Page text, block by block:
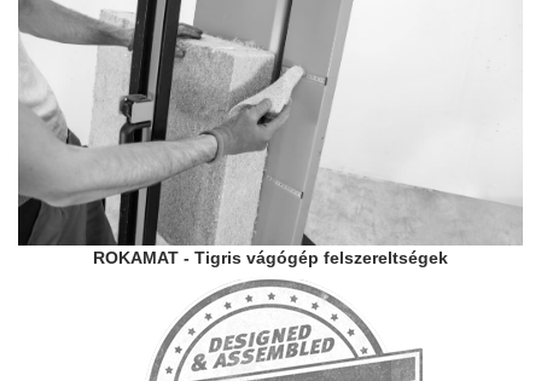
ROKAMAT - Tigris vágógép felszereltségek